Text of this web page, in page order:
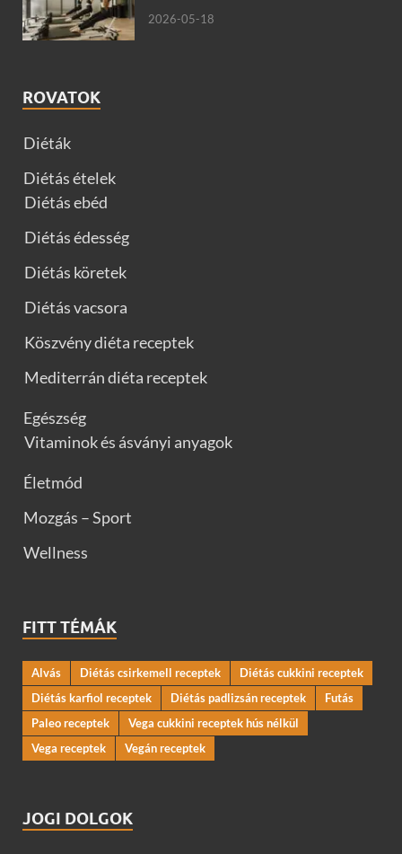
2026-05-18
ROVATOK
Diéták
Diétás ételek
Diétás ebéd
Diétás édesség
Diétás köretek
Diétás vacsora
Köszvény diéta receptek
Mediterrán diéta receptek
Egészség
Vitaminok és ásványi anyagok
Életmód
Mozgás – Sport
Wellness
FITT TÉMÁK
Alvás Diétás csirkemell receptek
Diétás cukkini receptek
Diétás karfiol receptek
Diétás padlizsán receptek
Futás
Paleo receptek
Vega cukkini receptek hús nélkül
Vega receptek
Vegán receptek
JOGI DOLGOK